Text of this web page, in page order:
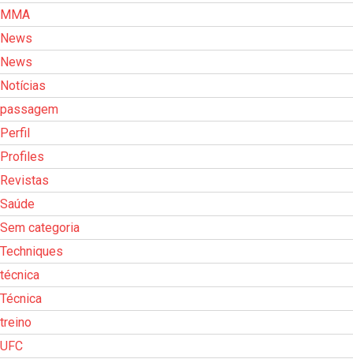
MMA
News
News
Notícias
passagem
Perfil
Profiles
Revistas
Saúde
Sem categoria
Techniques
técnica
Técnica
treino
UFC